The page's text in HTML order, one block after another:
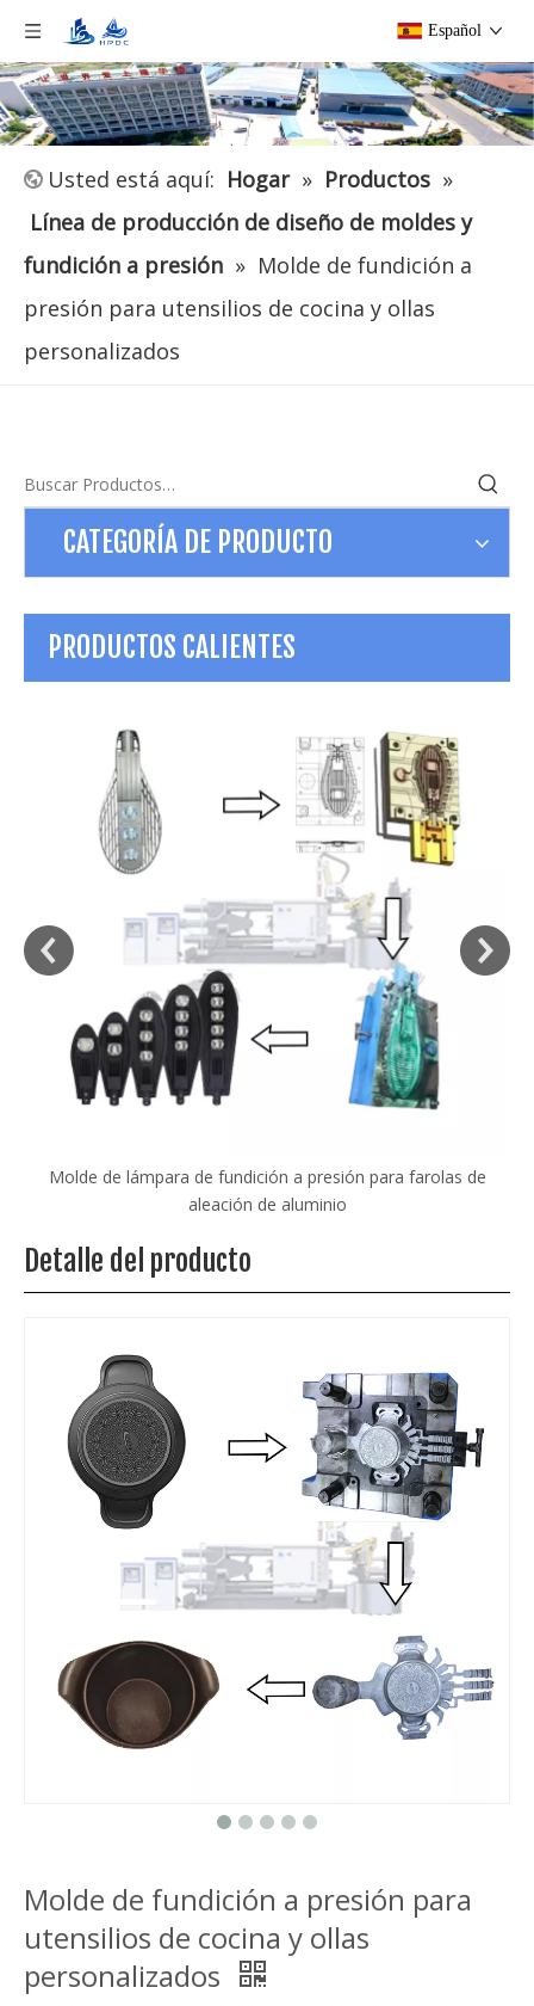
Español
Usted está aquí: Hogar » Productos »
Línea de producción de diseño de moldes y
fundición a presión » Molde de fundición a
presión para utensilios de cocina y ollas
personalizados
CATEGORÍA DE PRODUCTO
PRODUCTOS CALIENTES
Máquina de fundición a presión personalizada para motores
de aleación de aluminio
Detalle del producto
Molde de fundición a presión para
utensilios de cocina y ollas
personalizados